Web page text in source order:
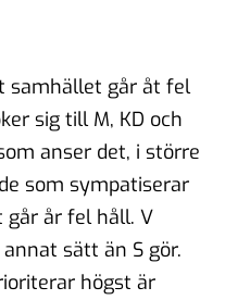
samhället går åt fel
sig till M, KD och
anser det, i större
som sympatiserar
går år fel håll. V
sätt än S gör.
högst är